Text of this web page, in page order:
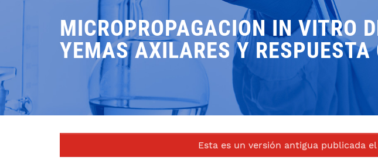
MICROPROPAGACION IN VITRO
YEMAS AXILARES Y RESPUESTA
Esta es un versión antigua publicada